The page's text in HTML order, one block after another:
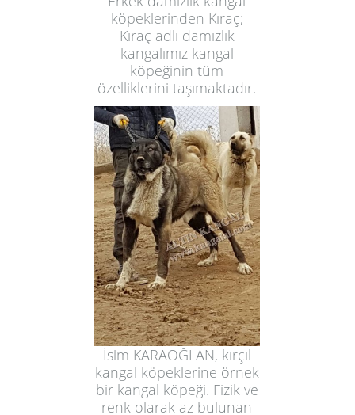
köpeklerinden Kıraç;
Kıraç adlı damızlık
kangalımız kangal
köpeğinin tüm
özelliklerini taşımaktadır.
İsim KARAOĞLAN, kırçıl
kangal köpeklerine örnek
bir kangal köpeği. Fizik ve
renk olarak az bulunan